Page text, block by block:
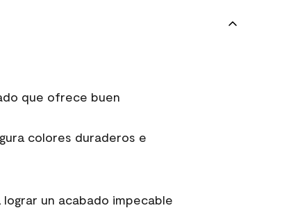
que ofrece buen
colores duraderos e
un acabado impecable